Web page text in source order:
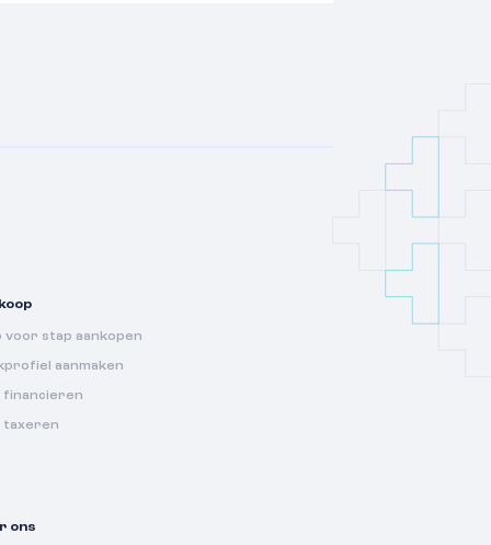
voor stap aankopen
aanmaken
financieren
taxeren
ons